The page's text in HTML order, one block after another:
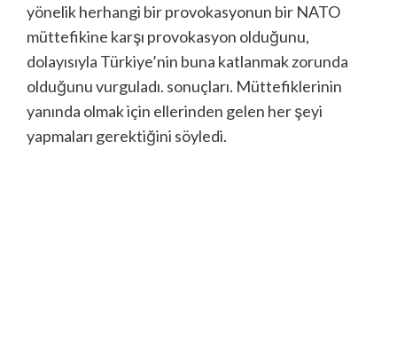
yönelik herhangi bir provokasyonun bir NATO
müttefikine karşı provokasyon olduğunu,
dolayısıyla Türkiye’nin buna katlanmak zorunda
olduğunu vurguladı. sonuçları. Müttefiklerinin
yanında olmak için ellerinden gelen her şeyi
yapmaları gerektiğini söyledi.